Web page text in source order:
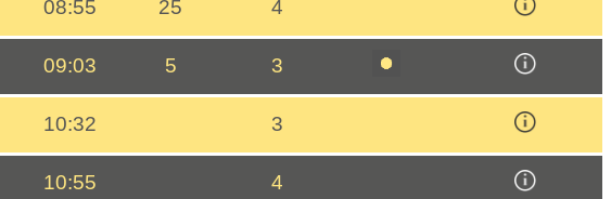
08:55 25 4
09:03 5 3
10:32 3
10:55 4